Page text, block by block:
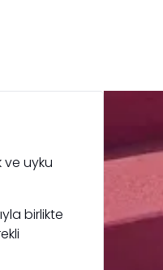
ve uyku
birlikte